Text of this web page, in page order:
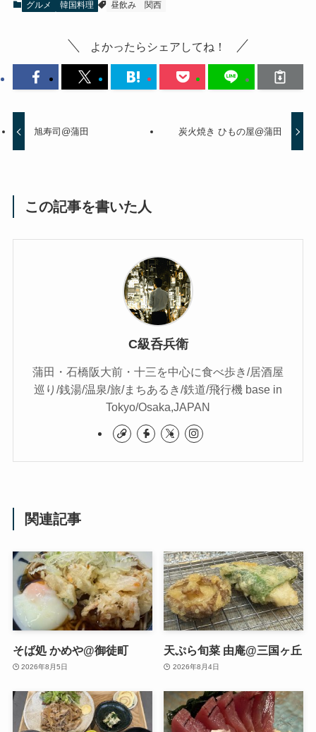
グルメ 韓国料理 昼飲み 関西
よかったらシェアしてね！
旭寿司@蒲田 炭火焼き ひもの屋@蒲田
この記事を書いた人
C級呑兵衛
蒲田・石橋阪大前・十三を中心に食べ歩き/居酒屋
巡り/銭湯/温泉/旅/まちあるき/鉄道/飛行機 base in
Tokyo/Osaka,JAPAN
関連記事
そば処 かめや@御徒町
2026年8月5日
天ぷら旬菜 由庵@三国ヶ丘
2026年8月4日